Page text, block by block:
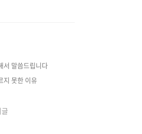
서 말씀드립니다
지 못한 이유